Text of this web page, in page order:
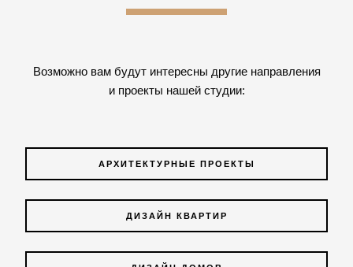
Возможно вам будут интересны другие направления
и проекты нашей студии:
АРХИТЕКТУРНЫЕ ПРОЕКТЫ
ДИЗАЙН КВАРТИР